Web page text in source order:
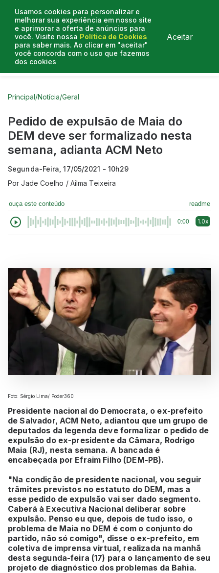
Usamos cookies para personalizar e
melhorar sua experiência em nosso site
e aprimorar a oferta de anúncios para
você. Visite nossa Política de Cookies
para saber mais. Ao clicar em "aceitar"
você concorda com o uso que fazemos
dos cookies
Aceitar
Curtas do Poder
Principal/Notícia/Geral
Pedido de expulsão de Maia do
DEM deve ser formalizado nesta
semana, adianta ACM Neto
Segunda-Feira, 17/05/2021 - 10h29
PorJade Coelho / Ailma Teixeira
ouça este conteúdo readme
0:00 1.0x
Foto: Sérgio Lima/ Poder360
Presidente nacional do Democrata, o ex-prefeito
de Salvador, ACM Neto, adiantou que um grupo de
deputados da legenda deve formalizar o pedido de
expulsão do ex-presidente da Câmara, Rodrigo
Maia (RJ), nesta semana. A bancada é
encabeçada por Efraim Filho (DEM-PB).
"Na condição de presidente nacional, vou seguir
trâmites previstos no estatuto do DEM, mas a
esse pedido de expulsão vai ser dado segmento.
Caberá à Executiva Nacional deliberar sobre
expulsão. Penso eu que, depois de tudo isso, o
problema de Maia no DEM é com o conjunto do
partido, não só comigo", disse o ex-prefeito, em
coletiva de imprensa virtual, realizada na manhã
desta segunda-feira (17) para o lançamento de seu
projeto de diagnóstico dos problemas da Bahia.